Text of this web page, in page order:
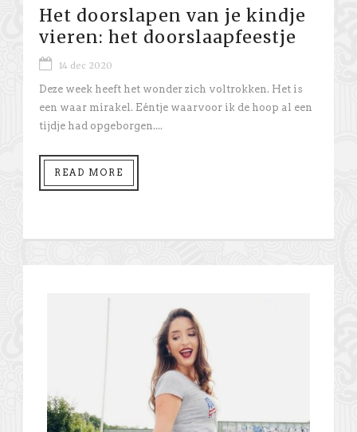
Het doorslapen van je kindje
vieren: het doorslaapfeestje
14 dec 2020
Deze week heeft het wonder zich voltrokken. Het is
een waar mirakel. Eéntje waarvoor ik de hoop al een
tijdje had opgeborgen....
READ MORE